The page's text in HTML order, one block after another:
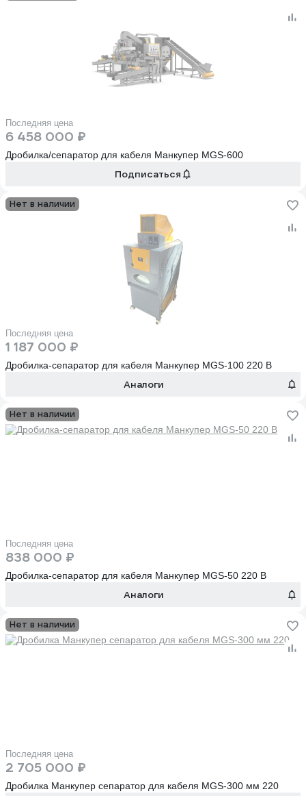
Последняя цена
6 458 000 ₽
Дробилка/сепаратор для кабеля Манкупер MGS-600
Подписаться
Нет в наличии
Последняя цена
1 187 000 ₽
Дробилка-сепаратор для кабеля Манкупер MGS-100 220 В
Аналоги
Нет в наличии
Последняя цена
838 000 ₽
Дробилка-сепаратор для кабеля Манкупер MGS-50 220 В
Аналоги
Нет в наличии
Последняя цена
2 705 000 ₽
Дробилка Манкупер сепаратор для кабеля MGS-300 мм 220